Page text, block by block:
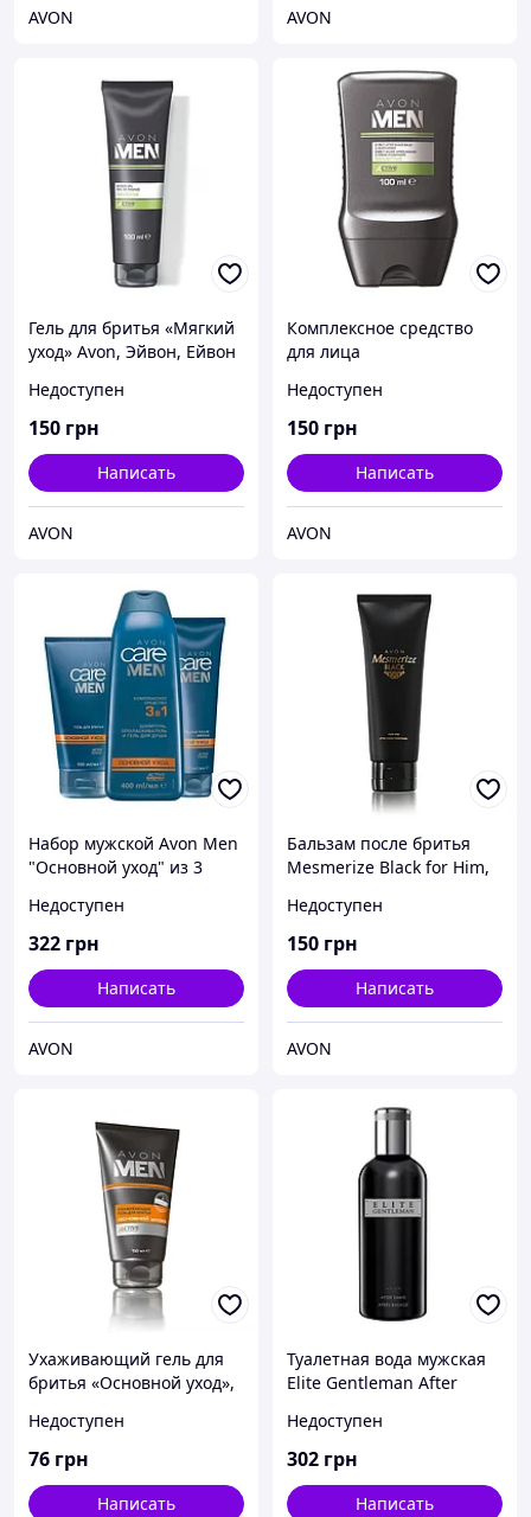
AVON AVON
Гель для бритья «Мягкий
уход» Avon, Эйвон, Ейвон
Недоступен
150 грн
Написать
AVON
Комплексное средство
для лица
бальзам после бритья и
увлажняющий крем, 100
Недоступен
150 грн
Написать
AVON
Набор мужской Avon Men
"Основной уход" из 3
Недоступен
322 грн
Написать
AVON
Бальзам после бритья
Mesmerize Black for Him,
Avon,100 мл, 25464
Недоступен
150 грн
Написать
AVON
Ухаживающий гель для
бритья «Основной уход»,
мл
Недоступен
76 грн
Написать
Туалетная вода мужская
Elite Gentleman After
Джентельмен после
бритья, Эйвон, 94432, 100
Недоступен
302 грн
Написать